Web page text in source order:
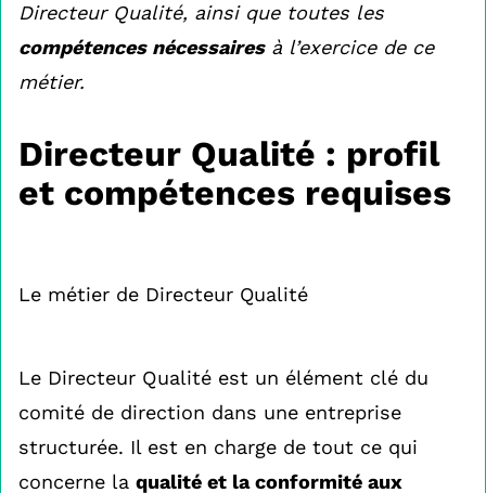
Directeur Qualité, ainsi que toutes les
compétences nécessairesà l’exercice de ce
métier.
Directeur Qualité : profil
et compétences requises
Le métier de Directeur Qualité
Le Directeur Qualité est un élément clé du
comité de direction dans une entreprise
structurée. Il est en charge de tout ce qui
concerne la qualité et la conformité aux